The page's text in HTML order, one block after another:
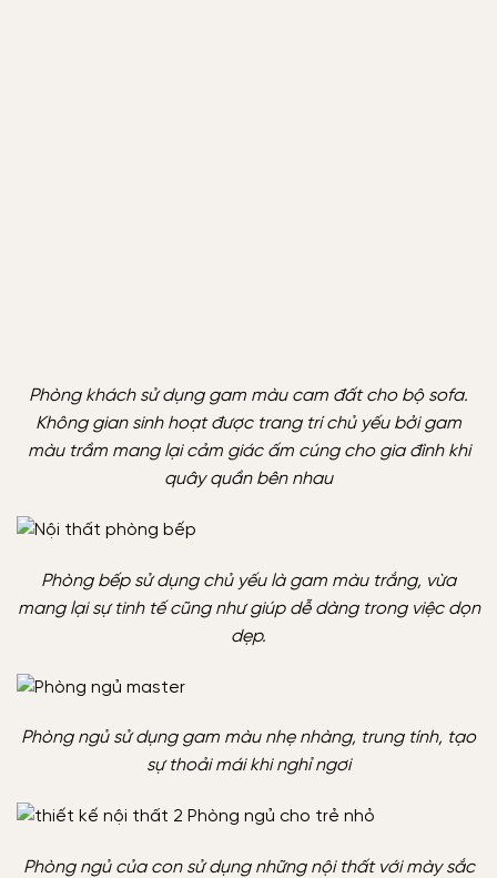
Phòng khách sử dụng gam màu cam đất cho bộ sofa.
Không gian sinh hoạt được trang trí chủ yếu bởi gam
màu trầm mang lại cảm giác ấm cúng cho gia đình khi
quây quần bên nhau
Phòng bếp sử dụng chủ yếu là gam màu trắng, vừa
mang lại sự tinh tế cũng như giúp dễ dàng trong việc dọn
dẹp.
Phòng ngủ sử dụng gam màu nhẹ nhàng, trung tính, tạo
sự thoải mái khi nghỉ ngơi
Phòng ngủ của con sử dụng những nội thất với mày sắc